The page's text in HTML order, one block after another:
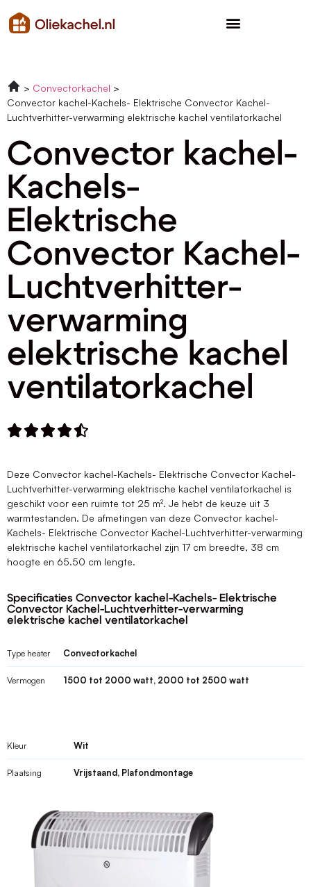
Convectorkachel
Convector kachel-Kachels- Elektrische Convector Kachel-
Luchtverhitter-verwarming elektrische kachel ventilatorkachel
Convector kachel-
Kachels-
Elektrische
Convector Kachel-
Luchtverhitter-
verwarming
elektrische kachel
ventilatorkachel

Deze Convector kachel-Kachels- Elektrische Convector Kachel-
Luchtverhitter-verwarming elektrische kachel ventilatorkachel is
geschikt voor een ruimte tot 25 m². Je hebt de keuze uit 3
warmtestanden. De afmetingen van deze Convector kachel-
Kachels- Elektrische Convector Kachel-Luchtverhitter-verwarming
elektrische kachel ventilatorkachel zijn 17 cm breedte, 38 cm
hoogte en 65.50 cm lengte.
Specificaties Convector kachel-Kachels- Elektrische
Convector Kachel-Luchtverhitter-verwarming
elektrische kachel ventilatorkachel
Type heater Convectorkachel
Vermogen 1500 tot 2000 watt, 2000 tot 2500 watt
Kleur Wit
Plaatsing Vrijstaand, Plafondmontage